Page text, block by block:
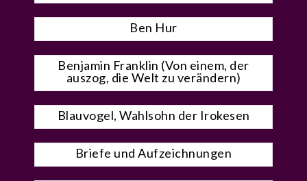
Ben Hur
Benjamin Franklin (Von einem, der
auszog, die Welt zu verändern)
Blauvogel, Wahlsohn der Irokesen
Briefe und Aufzeichnungen